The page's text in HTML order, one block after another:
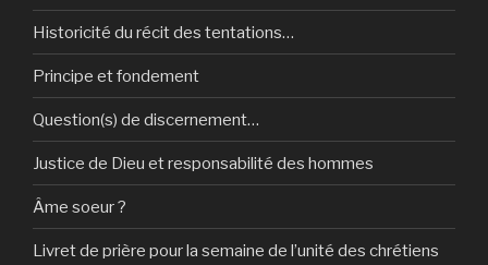
Historicité du récit des tentations…
Principe et fondement
Question(s) de discernement…
Justice de Dieu et responsabilité des hommes
Âme soeur ?
Livret de prière pour la semaine de l’unité des chrétiens